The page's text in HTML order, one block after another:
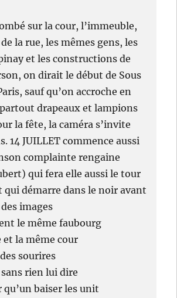
sur la cour, l’immeuble,
la rue, les mêmes gens, les
et les constructions de
on dirait le début de Sous
sauf qu’on accroche en
drapeaux et lampions
la fête, la caméra s’invite
14 JUILLET commence aussi
complainte rengaine
qui fera elle aussi le tour
qui démarre dans le noir avant
images
le même faubourg
et la même cour
sourires
rien lui dire
baiser les unit